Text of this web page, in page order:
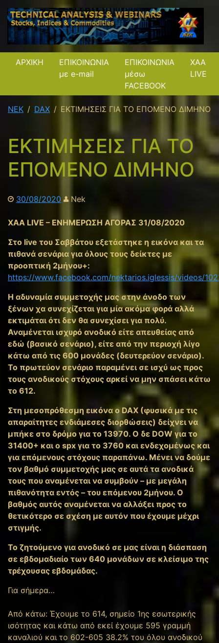
ΑΡΧΙΚΗ
ΕΠΙΚΟΙΝΩΝΙΑ
με e-mail
ΕΠΙΚΟΙΝΩΝΙΑ
μέσω
FACEBOOK
XAA
LIVE
NEK DAX ΕΚΤΙΜΗΣΕΙΣ ΓΙΑ ΤΟ ΕΠΟΜΕΝΟ ΔΙΜΗΝΟ
ΕΚΤΙΜΗΣΕΙΣ ΓΙΑ ΤΟ
ΕΠΟΜΕΝΟ ΔΙΜΗΝΟ
30/08/2020 Nek
XAA LIVE – ΕΝΗΜΕΡΩΣΗ ΑΓΟΡΑΣ 31/08/2020
Στο live του Σαββάτου εξετάστηκε η εικόνα και τα
πιθανά σενάρια για όλους τους δείκτες με
προοπτική 2μήνου+:
https://www.facebook.com/nektarios.iglessis/videos/
Η αδυναμία συμμετοχής μας στην άνοδο των
ξένων χα συνεχίζεται για μία ακόμα φορά αλλά
εκτιμάται ότι δεν θα συνεχίσει για πολύ.
Αναμένεται ισχυρό ανοδικό είτε απευθείας από
εδώ (βασικό σενάριο), είτε από την περιοχή λίγο
κάτω από τις 600 μονάδες (δευτερεύον σενάριο).
Το πρωτεύον σενάριο παραμένει σε ισχύ ως προς
τους ανοδικούς στόχους αρκεί να μην σπάσει κάτω
το 612.
Στη μεσοπρόθεσμη εικόνα ο DAX (φυσικά με τις
απαραίτητες ενδιάμεσες διορθώσεις) δείχνει να
μπήκε στο δρόμο για το 13970. Ο δε DOW για το
31400+ και ο spx για το 3760 και ενδεχομένως και
για επόμενους στόχους παραπάνω. Μένει να δούμε
τον βαθμό συμμετοχής μας σε αυτά τα ανοδικά
τους που αναμένεται να συμβούν – με μεγάλη
πιθανότητα εντός – του επόμενου 2μήνου. Ο
βαθμός αυτός αναμένεται να αλλάξει προς το
θετικότερο σε σχέση με αυτόν που έχουμε μέχρι
στιγμής.
Το ζητούμενο για ανοδικό σε μας είναι η διάσπαση
σε εβδομαδιαίο των 640 μονάδων σε κλείσιμο της
τρέχουσας εβδομάδας.
Για σήμερα…
Από κάτω: Έχουμε το 614, σημείο 1ης εσωτερικής
ισότητας και κάτω από εκεί έχουμε 595 γραμμή
καναλιού και το 602-605 38.2% του όλου ανοδικού